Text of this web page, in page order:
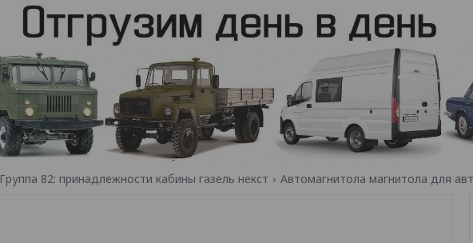
Группа 82: принадлежности кабины газель некст